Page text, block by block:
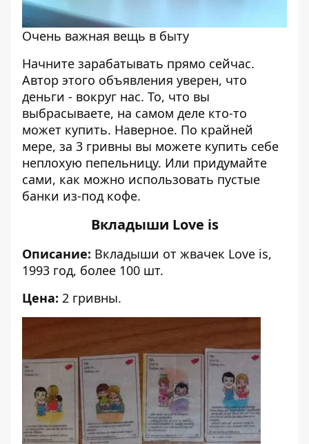
Очень важная вещь в быту
Начните зарабатывать прямо сейчас.
Автор этого объявления уверен, что
деньги - вокруг нас. То, что вы
выбрасываете, на самом деле кто-то
может купить. Наверное. По крайней
мере, за 3 гривны вы можете купить себе
неплохую пепельницу. Или придумайте
сами, как можно использовать пустые
банки из-под кофе.
Вкладыши Love is
Описание: Вкладыши от жвачек Love is,
1993 год, более 100 шт.
Цена: 2 гривны.